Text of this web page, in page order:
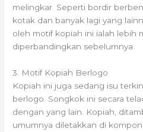
melingkar. Seperti bordir
kotak dan banyak lagi yang
oleh motif kopiah ini ialah lebih
diperbandingkan sebelumnya.
3. Motif Kopiah Berlogo
Kopiah ini juga sedang isu
berlogo. Songkok ini secara
dengan yang lain. Kopiah,
umumnya diletakkan di